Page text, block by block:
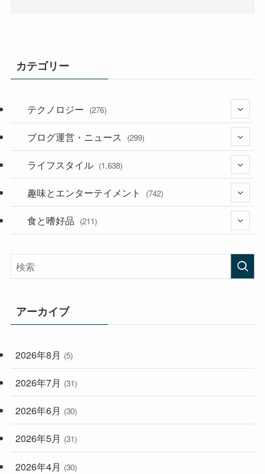
カテゴリー
テクノロジー (276)
(36)
(187)
ブログ運営・ニュース (299)
(118)
(181)
ライフスタイル (1,638)
(394)
(282)
(33)
(248)
趣味とエンターテイメント (742)
(56)
食と嗜好品 (211)
アーカイブ
2026年8月 (5)
2026年7月 (31)
2026年6月 (30)
2026年5月 (31)
2026年4月 (30)